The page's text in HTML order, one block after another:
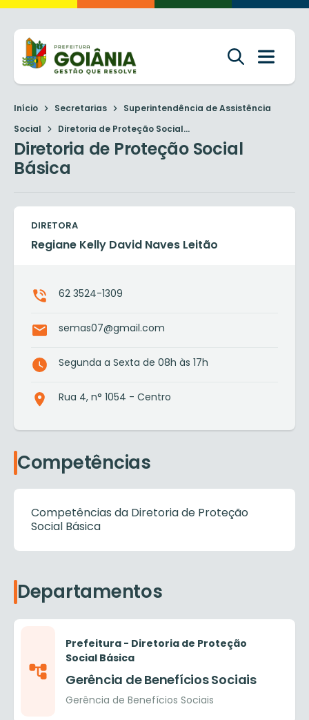
Início Secretarias
Superintendência de Assistência
Social
Diretoria de Proteção Social...
Diretoria de Proteção Social
Básica
DIRETORA
Regiane Kelly David Naves Leitão
62 3524-1309
semas07@gmail.com
Segunda a Sexta de 08h às 17h
Rua 4, n° 1054 - Centro
Competências
Competências da Diretoria de Proteção
Social Básica
Departamentos
Prefeitura - Diretoria de Proteção
Social Básica
Gerência de Benefícios Sociais
Gerência de Benefícios Sociais